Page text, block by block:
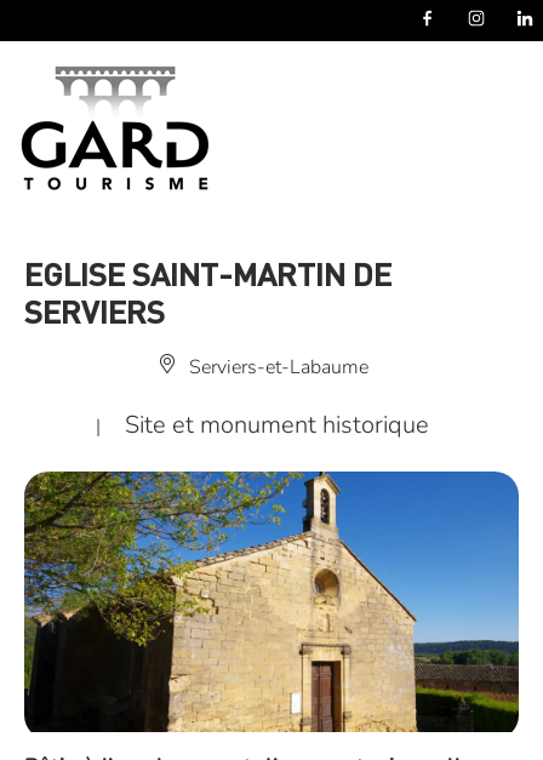
EGLISE SAINT-MARTIN DE
SERVIERS
Serviers-et-Labaume
| Site et monument historique